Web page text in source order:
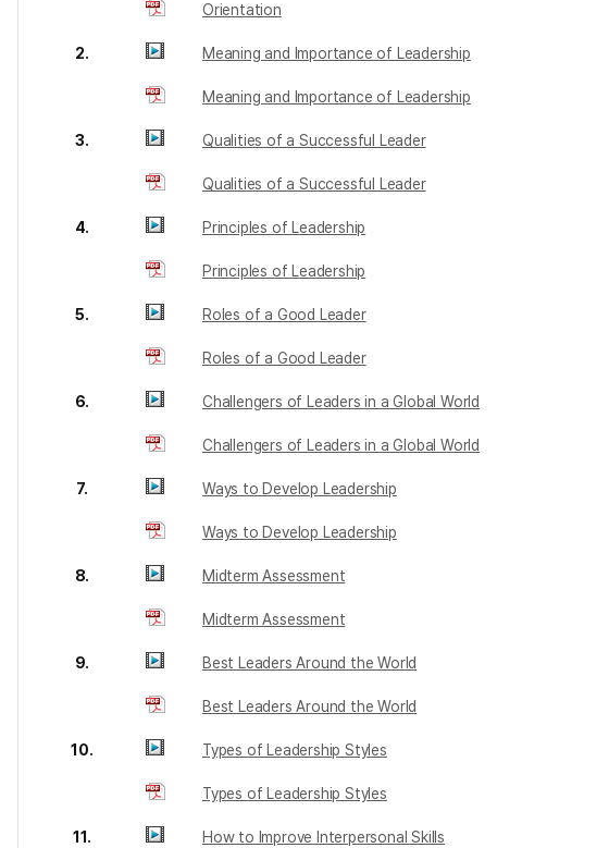
Orientation
2. Meaning and Importance of Leadership
Meaning and Importance of Leadership
3. Qualities of a Successful Leader
Qualities of a Successful Leader
4. Principles of Leadership
Principles of Leadership
5. Roles of a Good Leader
Roles of a Good Leader
6. Challengers of Leaders in a Global World
Challengers of Leaders in a Global World
7. Ways to Develop Leadership
Ways to Develop Leadership
8. Midterm Assessment
Midterm Assessment
9. Best Leaders Around the World
Best Leaders Around the World
10. Types of Leadership Styles
Types of Leadership Styles
11. How to Improve Interpersonal Skills